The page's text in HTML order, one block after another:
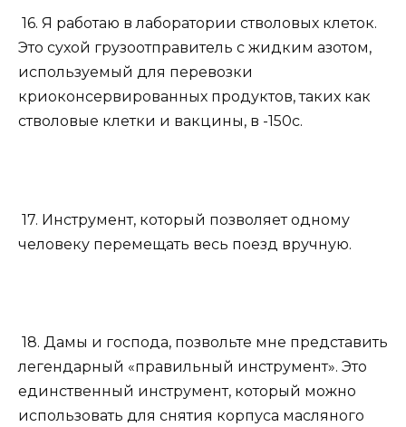
16. Я работаю в лаборатории стволовых клеток.
Это сухой грузоотправитель с жидким азотом,
используемый для перевозки
криоконсервированных продуктов, таких как
стволовые клетки и вакцины, в -150c.
17. Инструмент, который позволяет одному
человеку перемещать весь поезд вручную.
18. Дамы и господа, позвольте мне представить
легендарный «правильный инструмент». Это
единственный инструмент, который можно
использовать для снятия корпуса масляного